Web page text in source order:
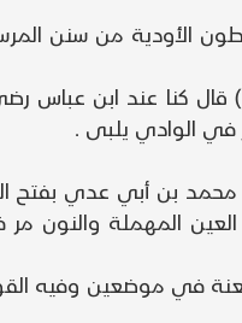
الأودية من سنن
كنا عند ابن عباس رضي
في الوادي يلبى .
بن أبي عدي بفتح
المهملة والنون
في موضعين وفيه